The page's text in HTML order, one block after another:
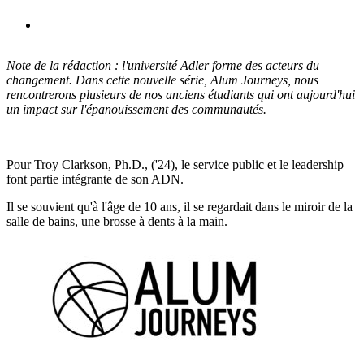
Note de la rédaction : l'université Adler forme des acteurs du
changement. Dans cette nouvelle série, Alum Journeys, nous
rencontrerons plusieurs de nos anciens étudiants qui ont aujourd'hui
un impact sur l'épanouissement des communautés.
Pour Troy Clarkson, Ph.D., ('24), le service public et le leadership
font partie intégrante de son ADN.
Il se souvient qu'à l'âge de 10 ans, il se regardait dans le miroir de la
salle de bains, une brosse à dents à la main.